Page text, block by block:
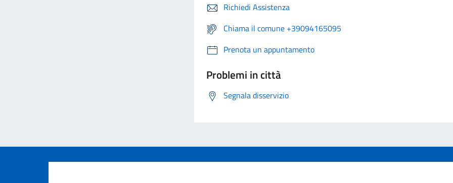
Richiedi Assistenza
Chiama il comune +39094165095
Prenota un appuntamento
Problemi in città
Segnala disservizio